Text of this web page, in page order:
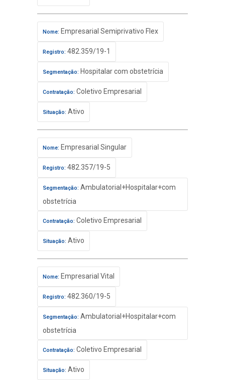
Nome: Empresarial Semiprivativo Flex
Registro: 482.359/19-1
Segmentação: Hospitalar com obstetrícia
Contratação: Coletivo Empresarial
Situação: Ativo
Nome: Empresarial Singular
Registro: 482.357/19-5
Segmentação: Ambulatorial+Hospitalar+com
obstetrícia
Contratação: Coletivo Empresarial
Situação: Ativo
Nome: Empresarial Vital
Registro: 482.360/19-5
Segmentação: Ambulatorial+Hospitalar+com
obstetrícia
Contratação: Coletivo Empresarial
Situação: Ativo